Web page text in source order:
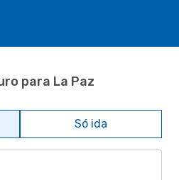
para La Paz
Só ida